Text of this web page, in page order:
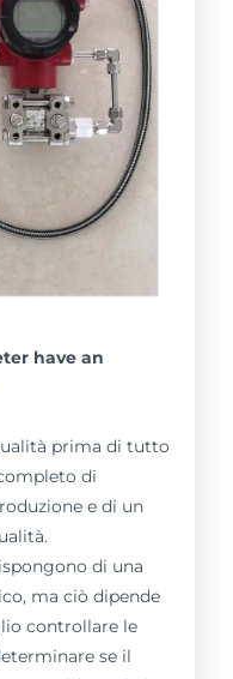
have an
prima di tutto
di
e di un
di una
ma ciò dipende
controllare le
se il